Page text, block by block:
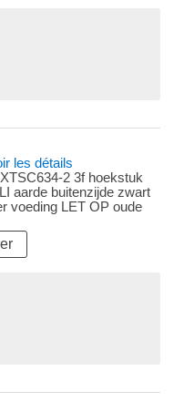
les détails
2 3f hoekstuk
aarde buitenzijde zwart
voeding LET OP oude